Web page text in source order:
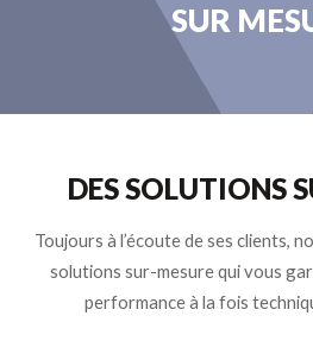
SUR
DES SOLUTIONS
Toujours à l’écoute de ses clients,
solutions sur-mesure qui vous
performance à la fois